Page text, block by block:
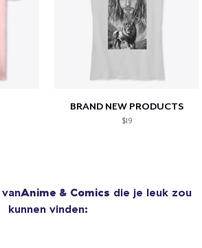
BRAND NEW PRODUCTS
$19
Anime & Comics die je leuk zou
kunnen vinden: